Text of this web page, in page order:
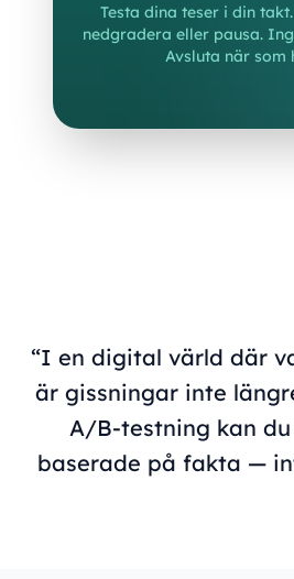
Testa dina teser i din
nedgradera eller pausa.
Avsluta när som
“I en digital värld där
är gissningar inte
A/B-testning kan
baserade på fakta —